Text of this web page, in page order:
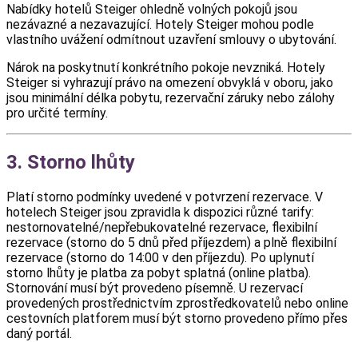
Nabídky hotelů Steiger ohledně volných pokojů jsou
nezávazné a nezavazující. Hotely Steiger mohou podle
vlastního uvážení odmítnout uzavření smlouvy o ubytování.
Nárok na poskytnutí konkrétního pokoje nevzniká. Hotely
Steiger si vyhrazují právo na omezení obvyklá v oboru, jako
jsou minimální délka pobytu, rezervační záruky nebo zálohy
pro určité termíny.
3. Storno lhůty
Platí storno podmínky uvedené v potvrzení rezervace. V
hotelech Steiger jsou zpravidla k dispozici různé tarify:
nestornovatelné/nepřebukovatelné rezervace, flexibilní
rezervace (storno do 5 dnů před příjezdem) a plně flexibilní
rezervace (storno do 14:00 v den příjezdu). Po uplynutí
storno lhůty je platba za pobyt splatná (online platba).
Stornování musí být provedeno písemně. U rezervací
provedených prostřednictvím zprostředkovatelů nebo online
cestovních platforem musí být storno provedeno přímo přes
daný portál.